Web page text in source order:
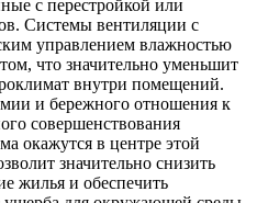
с перестройкой или
Системы вентиляции с
управлением влажностью
что значительно уменьшит
внутри помещений.
и бережного отношения к
совершенствования
окажутся в центре этой
значительно снизить
жилья и обеспечить